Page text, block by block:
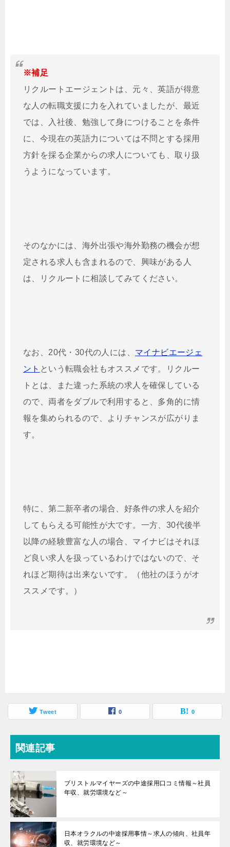
※補足
リクルートエージェントは、元々、英語が得意
な人の転職支援に力を入れていましたが、最近
では、入社後、勉強して身につけることを条件
に、今現在の英語力については不問とする採用
方針を採る企業からの求人についても、取り扱
うようになっています。
そのなかには、海外出張や海外勤務の機会が想
定される求人も含まれるので、興味がある人
は、リクルートに相談してみてください。
なお、20代・30代の人には、 マイナビエージェ
ント という転職会社もオススメです。リクルー
トとは、また違った系統の求人を確保している
ので、両者をダブルで利用すると、多角的に情
報を集められるので、よりチャンスが広がりま
す。
特に、第二新卒者の場合、好条件の求人を紹介
してもらえる可能性が大です。一方、30代後半
以降の経験豊富な人の場合、マイナビはそれほ
ど良い求人を扱っているわけではないので、そ
れほど期待は出来ないです。（他社のほうがオ
ススメです。）
Tweet 0 0
関連記事
ブリストルマイヤーズの中途採用口コミ情報～社員
年収、就労環境など～
日本オラクルの中途採用事情～求人の傾向、社員年
収、就労環境など～